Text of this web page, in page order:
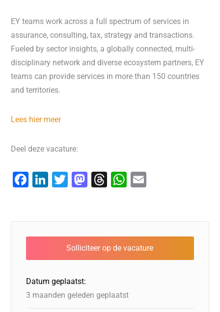
EY teams work across a full spectrum of services in
assurance, consulting, tax, strategy and transactions.
Fueled by sector insights, a globally connected, multi-
disciplinary network and diverse ecosystem partners, EY
teams can provide services in more than 150 countries
and territories.
Lees hier meer
Deel deze vacature:
F
e
b
o
o
k
Li
e
dI
n
T
er
M
o
d
o
T
a
d
s
W
s
A
p
l
Datum geplaatst:
3 maanden geleden geplaatst